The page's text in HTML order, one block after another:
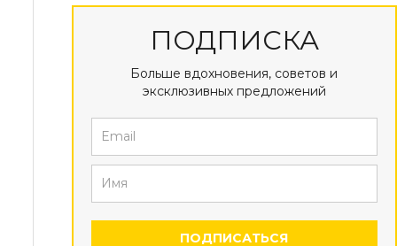
ПОДПИСКА
Больше вдохновения, советов и
эксклюзивных предложений
ПОДПИСАТЬСЯ